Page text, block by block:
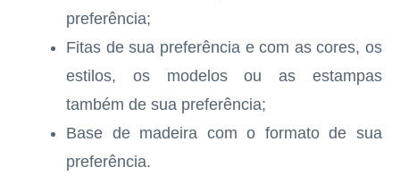
preferência;
Fitas de sua preferência e com as cores, os
estilos, os modelos ou as estampas
também de sua preferência;
Base de madeira com o formato de sua
preferência.